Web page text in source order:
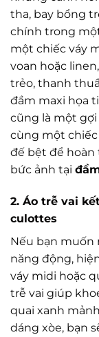
tha, bay bổng
chính trong
một chiếc váy
voan hoặc
trẻo, thanh
đầm maxi họa
cũng là một
cùng một chiếc
đế bệt để hoàn
bức ảnh tại
2. Áo trễ vai
culottes
Nếu bạn muốn
năng động,
váy midi hoặc
trễ vai giúp
quai xanh
dáng xòe, bạn